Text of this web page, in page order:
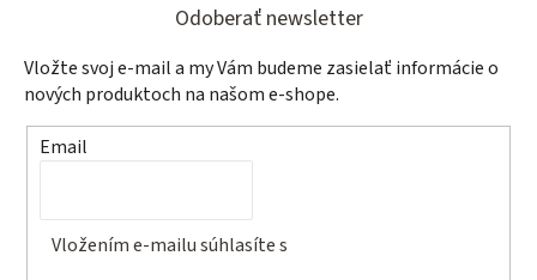
Odoberať newsletter
Vložte svoj e-mail a my Vám budeme zasielať informácie o
nových produktoch na našom e-shope.
Email
Vložením e-mailu súhlasíte s